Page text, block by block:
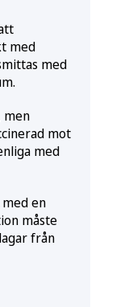
med
med
men
mot
med
en
måste
från